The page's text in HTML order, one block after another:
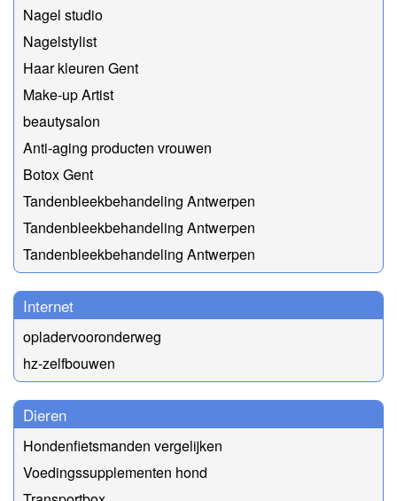
Nagel studio
Nagelstylist
Haar kleuren Gent
Make-up Artist
beautysalon
Anti-aging producten vrouwen
Botox Gent
Tandenbleekbehandeling Antwerpen
Tandenbleekbehandeling Antwerpen
Tandenbleekbehandeling Antwerpen
Internet
opladervooronderweg
hz-zelfbouwen
Dieren
Hondenfietsmanden vergelijken
Voedingssupplementen hond